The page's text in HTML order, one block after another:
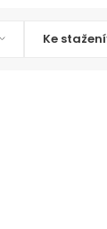
Ke stažení